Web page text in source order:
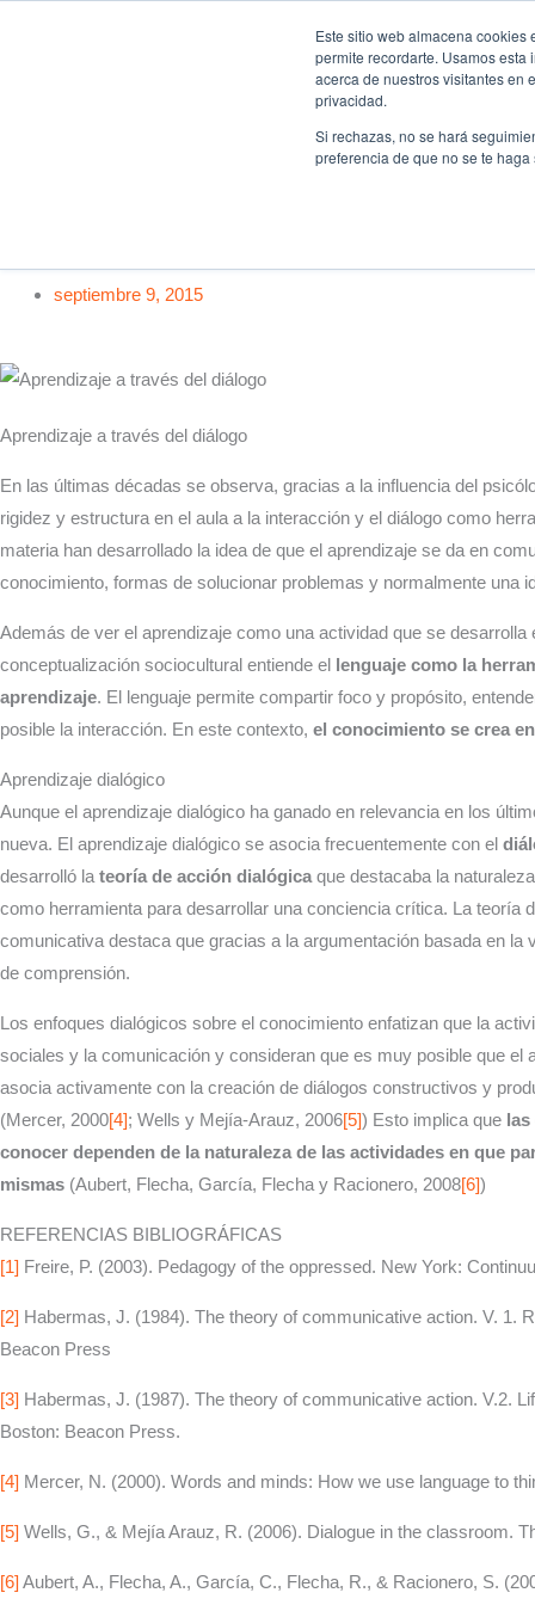
Este sitio web almacena
permite recordarte. Usamos
acerca de nuestros visitantes en
privacidad.
Si rechazas, no se hará
preferencia de que no se te haga
Fundación Actívate
septiembre 9, 2015
Aprendizaje a través del diálogo
En las últimas décadas se observa, gracias a la influencia del
rigidez y estructura en el aula a la interacción y el diálogo como
materia han desarrollado la idea de que el aprendizaje se da en
conocimiento, formas de solucionar problemas y normalmente una
Además de ver el aprendizaje como una actividad que se
conceptualización sociocultural entiende el lenguaje como la
aprendizaje. El lenguaje permite compartir foco y propósito,
posible la interacción. En este contexto, el conocimiento se crea
Aprendizaje dialógico
Aunque el aprendizaje dialógico ha ganado en relevancia en los
nueva. El aprendizaje dialógico se asocia frecuentemente con el
desarrolló la teoría de acción dialógica que destacaba la
como herramienta para desarrollar una conciencia crítica. La teoría
comunicativa destaca que gracias a la argumentación basada en
de comprensión.
Los enfoques dialógicos sobre el conocimiento enfatizan que la
sociales y la comunicación y consideran que es muy posible que el
asocia activamente con la creación de diálogos constructivos y
(Mercer, 2000[4]; Wells y Mejía-Arauz, 2006[5]) Esto implica que las
conocer dependen de la naturaleza de las actividades en que
mismas (Aubert, Flecha, García, Flecha y Racionero, 2008[6])
REFERENCIAS BIBLIOGRÁFICAS
[1] Freire, P. (2003). Pedagogy of the oppressed. New York:
[2] Habermas, J. (1984). The theory of communicative action. V. 1.
Beacon Press
[3] Habermas, J. (1987). The theory of communicative action. V.2.
Boston: Beacon Press.
[4] Mercer, N. (2000). Words and minds: How we use language to
[5] Wells, G., & Mejía Arauz, R. (2006). Dialogue in the classroom.
[6] Aubert, A., Flecha, A., García, C., Flecha, R., & Racionero, S.